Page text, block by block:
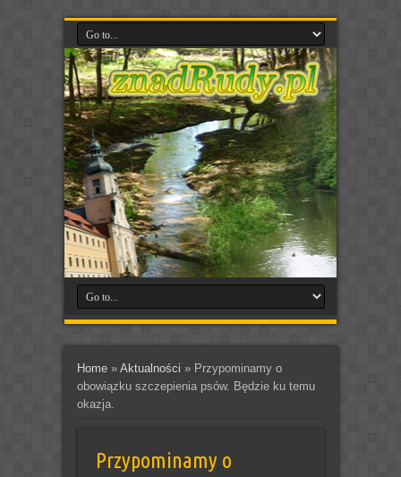
Home» Aktualności » Przypominamy o
obowiązku szczepienia psów. Będzie ku temu
okazja.
Przypominamy o